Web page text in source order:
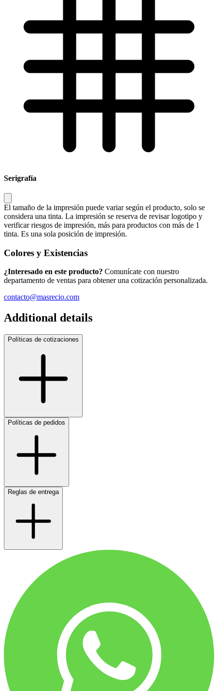
Serigrafía
El tamaño de la impresión puede variar según el producto, solo se
considera una tinta. La impresión se reserva de revisar logotipo y
verificar riesgos de impresión, más para productos con más de 1
tinta. Es una sola posición de impresión.
Colores y Existencias
¿Interesado en este producto? Comunícate con nuestro
departamento de ventas para obtener una cotización personalizada.
contacto@masrecio.com
Additional details
Políticas de cotizaciones
Políticas de pedidos
Reglas de entrega